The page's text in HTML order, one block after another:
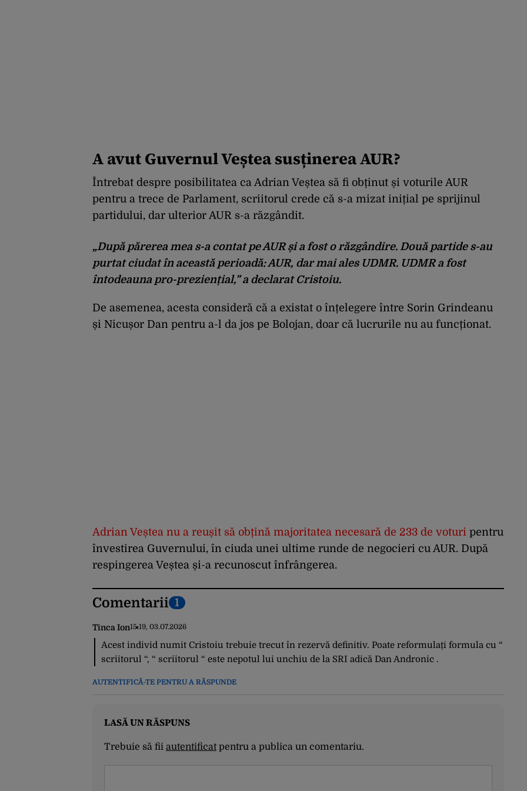
A avut Guvernul Veștea susținerea AUR?
Întrebat despre posibilitatea ca Adrian Veștea să fi obținut și voturile AUR
pentru a trece de Parlament, scriitorul crede că s-a mizat inițial pe sprijinul
partidului, dar ulterior AUR s-a răzgândit.
„După părerea mea s-a contat pe AUR și a fost o răzgândire. Două partide s-au
purtat ciudat în această perioadă: AUR, dar mai ales UDMR. UDMR a fost
întodeauna pro-preziențial,” a declarat Cristoiu.
De asemenea, acesta consideră că a existat o înțelegere între Sorin Grindeanu
și Nicușor Dan pentru a-l da jos pe Bolojan, doar că lucrurile nu au funcționat.
Adrian Veștea nu a reușit să obțină majoritatea necesară de 233 de voturi pentru
învestirea Guvernului, în ciuda unei ultime runde de negocieri cu AUR. După
respingerea Veștea și-a recunoscut înfrângerea.
Comentarii 1
Tinca Ion15:19, 03.07.2026
Acest individ numit Cristoiu trebuie trecut în rezervă definitiv. Poate reformulați formula cu “
scriitorul “, “ scriitorul “ este nepotul lui unchiu de la SRI adică Dan Andronic .
AUTENTIFICĂ-TE PENTRU A RĂSPUNDE
LASĂ UN RĂSPUNS
Trebuie să fii autentificatpentru a publica un comentariu.